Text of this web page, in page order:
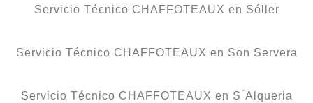
Servicio Técnico CHAFFOTEAUX en Sóller
Servicio Técnico CHAFFOTEAUX en Son Servera
Servicio Técnico CHAFFOTEAUX en S ́Alqueria